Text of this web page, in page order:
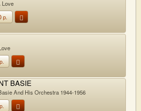
Love
р.
BASIE
And His Orchestra 1944-1956